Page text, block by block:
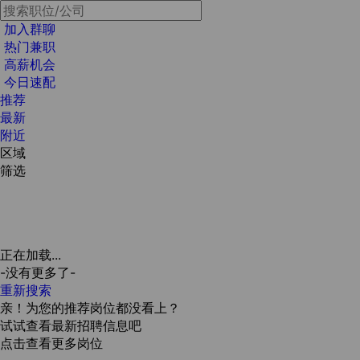
加入群聊
热门兼职
高薪机会
今日速配
推荐
最新
附近
区域
筛选
正在加载...
-没有更多了-
重新搜索
亲！为您的推荐岗位都没看上？
试试查看最新招聘信息吧
点击查看更多岗位